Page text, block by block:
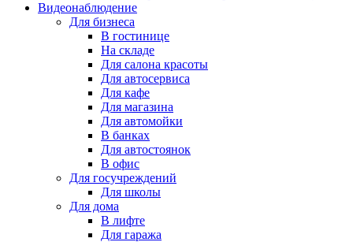
Видеонаблюдение
Для бизнеса
В гостинице
На складе
Для салона красоты
Для автосервиса
Для кафе
Для магазина
Для автомойки
В банках
Для автостоянок
В офис
Для госучреждений
Для школы
Для дома
В лифте
Для гаража